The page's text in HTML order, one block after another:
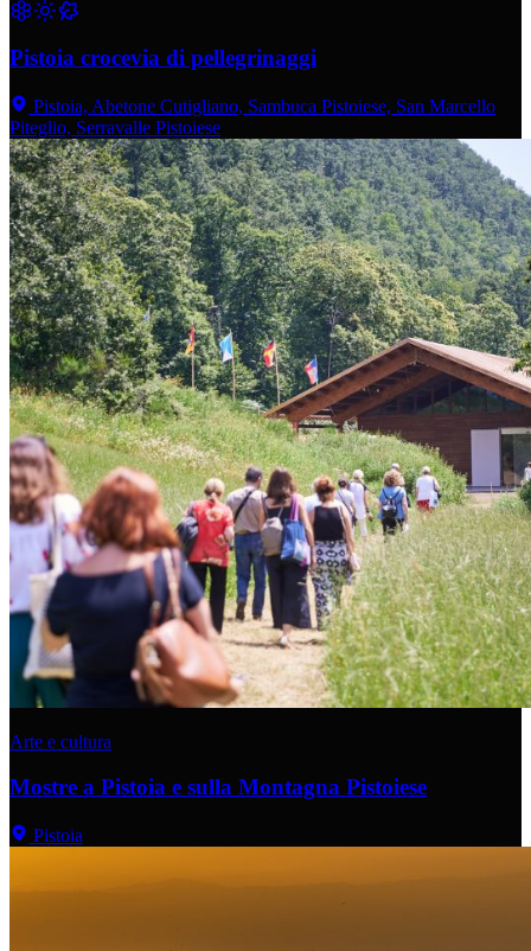
Pistoia crocevia di pellegrinaggi
Pistoia, Abetone Cutigliano, Sambuca Pistoiese, San Marcello
Piteglio, Serravalle Pistoiese
Arte e cultura
Mostre a Pistoia e sulla Montagna Pistoiese
Pistoia